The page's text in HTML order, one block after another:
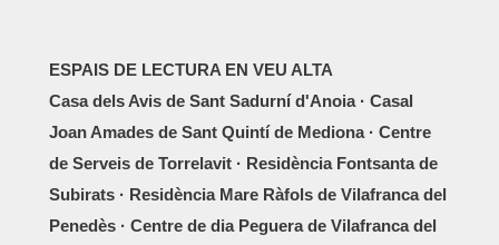
ESPAIS DE LECTURA EN VEU ALTA
Casa dels Avis de Sant Sadurní d'Anoia · Casal
Joan Amades de Sant Quintí de Mediona · Centre
de Serveis de Torrelavit · Residència Fontsanta de
Subirats · Residència Mare Ràfols de Vilafranca del
Penedès · Centre de dia Peguera de Vilafranca del